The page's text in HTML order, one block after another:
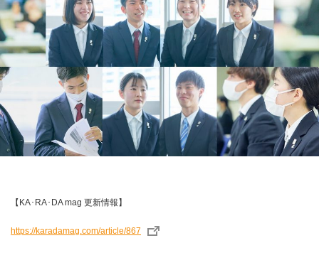
【KA･RA･DA mag 更新情報】
https://karadamag.com/article/867